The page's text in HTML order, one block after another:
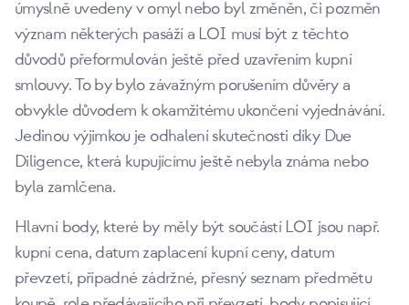
úmyslně uvedeny v omyl nebo byl změněn, či pozměn
význam některých pasáží a LOI musí být z těchto
důvodů přeformulován ještě před uzavřením kupní
smlouvy. To by bylo závažným porušením důvěry a
obvykle důvodem k okamžitému ukončení vyjednávání.
Jedinou výjimkou je odhalení skutečnosti díky Due
Diligence, která kupujícímu ještě nebyla známa nebo
byla zamlčena.
Hlavní body, které by měly být součástí LOI jsou např.
kupní cena, datum zaplacení kupní ceny, datum
převzetí, případné zádržné, přesný seznam předmětu